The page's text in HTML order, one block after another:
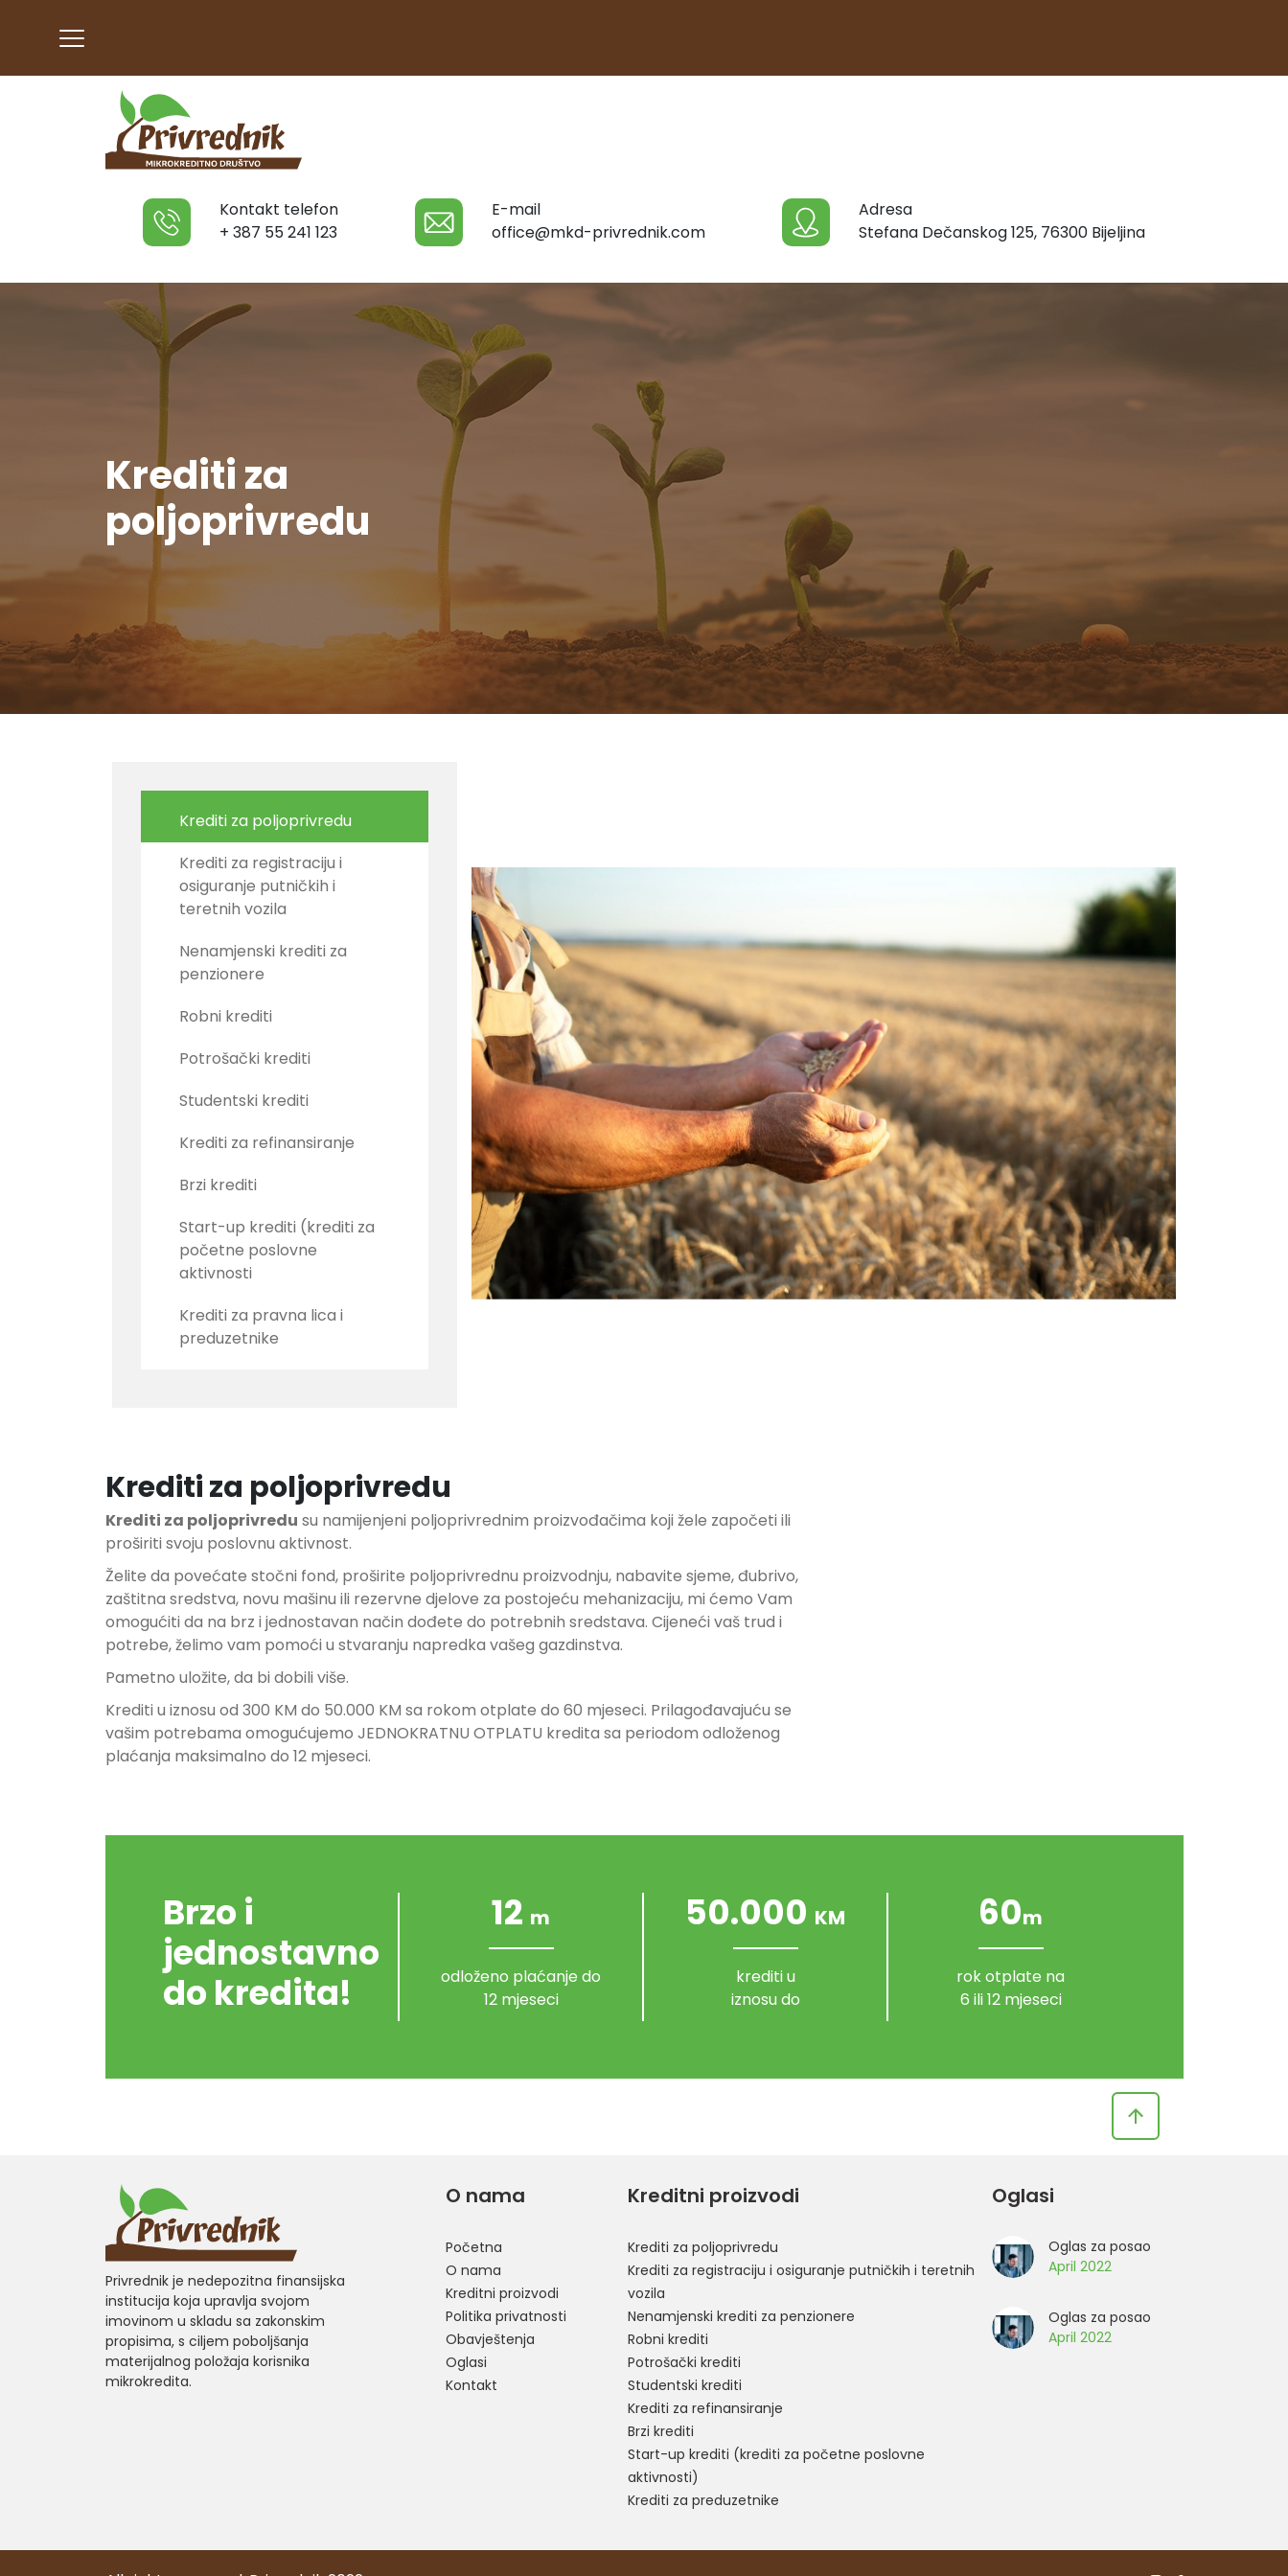
Kontakt telefon
+ 387 55 241 123
E-mail
office@mkd-privrednik.com
Adresa
Stefana Dečanskog 125, 76300 Bijeljina
Krediti za
poljoprivredu
Krediti za poljoprivredu
Krediti za registraciju i
osiguranje putničkih i
teretnih vozila
Nenamjenski krediti za
penzionere
Robni krediti
Potrošački krediti
Studentski krediti
Krediti za refinansiranje
Brzi krediti
Start-up krediti (krediti za
početne poslovne
aktivnosti
Krediti za pravna lica i
preduzetnike
Krediti za poljoprivredu
Krediti za poljoprivredu su namijenjeni poljoprivrednim proizvođačima koji žele započeti ili
proširiti svoju poslovnu aktivnost.
Želite da povećate stočni fond, proširite poljoprivrednu proizvodnju, nabavite sjeme, đubrivo,
zaštitna sredstva, novu mašinu ili rezervne djelove za postojeću mehanizaciju, mi ćemo Vam
omogućiti da na brz i jednostavan način dođete do potrebnih sredstava. Cijeneći vaš trud i
potrebe, želimo vam pomoći u stvaranju napredka vašeg gazdinstva.
Pametno uložite, da bi dobili više.
Krediti u iznosu od 300 KM do 50.000 KM sa rokom otplate do 60 mjeseci. Prilagođavajuću se
vašim potrebama omogućujemo JEDNOKRATNU OTPLATU kredita sa periodom odloženog
plaćanja maksimalno do 12 mjeseci.
Brzo i
jednostavno
do kredita!
12 m
odloženo plaćanje do
12 mjeseci
50.000 KM
krediti u
iznosu do
60m
rok otplate na
6 ili 12 mjeseci
Privrednik je nedepozitna finansijska
institucija koja upravlja svojom
imovinom u skladu sa zakonskim
propisima, s ciljem poboljšanja
materijalnog položaja korisnika
mikrokredita.
O nama
Početna
O nama
Kreditni proizvodi
Politika privatnosti
Obavještenja
Oglasi
Kontakt
Kreditni proizvodi
Krediti za poljoprivredu
Krediti za registraciju i osiguranje putničkih i teretnih
vozila
Nenamjenski krediti za penzionere
Robni krediti
Potrošački krediti
Studentski krediti
Krediti za refinansiranje
Brzi krediti
Start-up krediti (krediti za početne poslovne
aktivnosti)
Krediti za preduzetnike
Oglasi
Oglas za posao
April 2022
Oglas za posao
April 2022